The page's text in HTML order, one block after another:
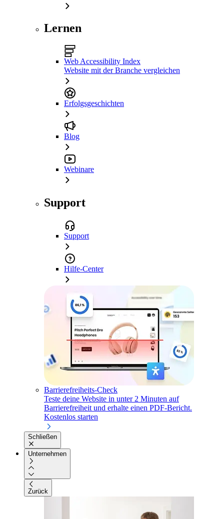
Lernen
Web Accessibility Index
Website mit der Branche vergleichen
Erfolgsgeschichten
Blog
Webinare
Support
Support
Hilfe-Center
Barrierefreiheits-Check
Teste deine Website in unter 2 Minuten auf
Barrierefreiheit und erhalte einen PDF-Bericht.
Kostenlos starten
Schließen
Unternehmen
Zurück